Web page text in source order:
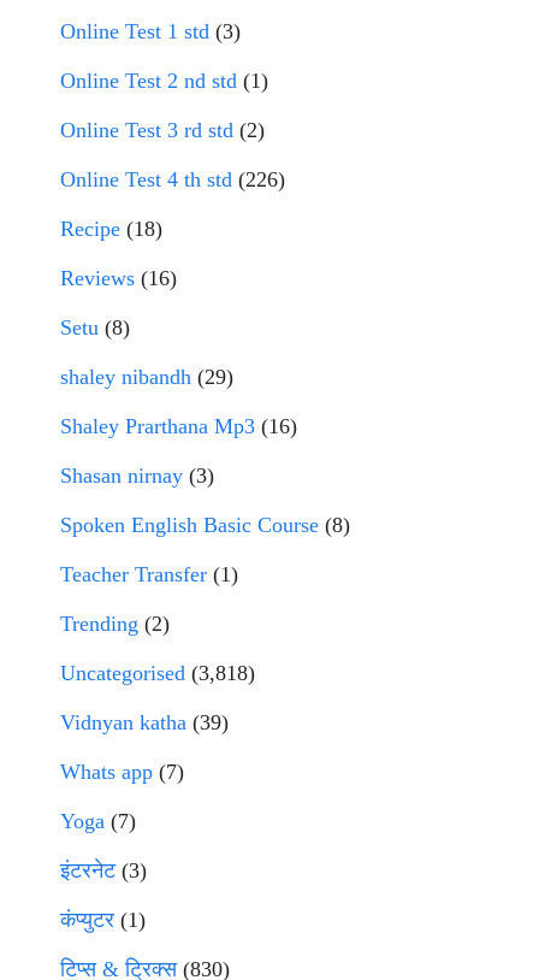
Online Test 1 std (3)
Online Test 2 nd std (1)
Online Test 3 rd std (2)
Online Test 4 th std (226)
Recipe (18)
Reviews (16)
Setu (8)
shaley nibandh (29)
Shaley Prarthana Mp3 (16)
Shasan nirnay (3)
Spoken English Basic Course (8)
Teacher Transfer (1)
Trending (2)
Uncategorised (3,818)
Vidnyan katha (39)
Whats app (7)
Yoga (7)
इंटरनेट(3)
कंप्युटर (1)
टिप्स & ट्रिक्स(830)